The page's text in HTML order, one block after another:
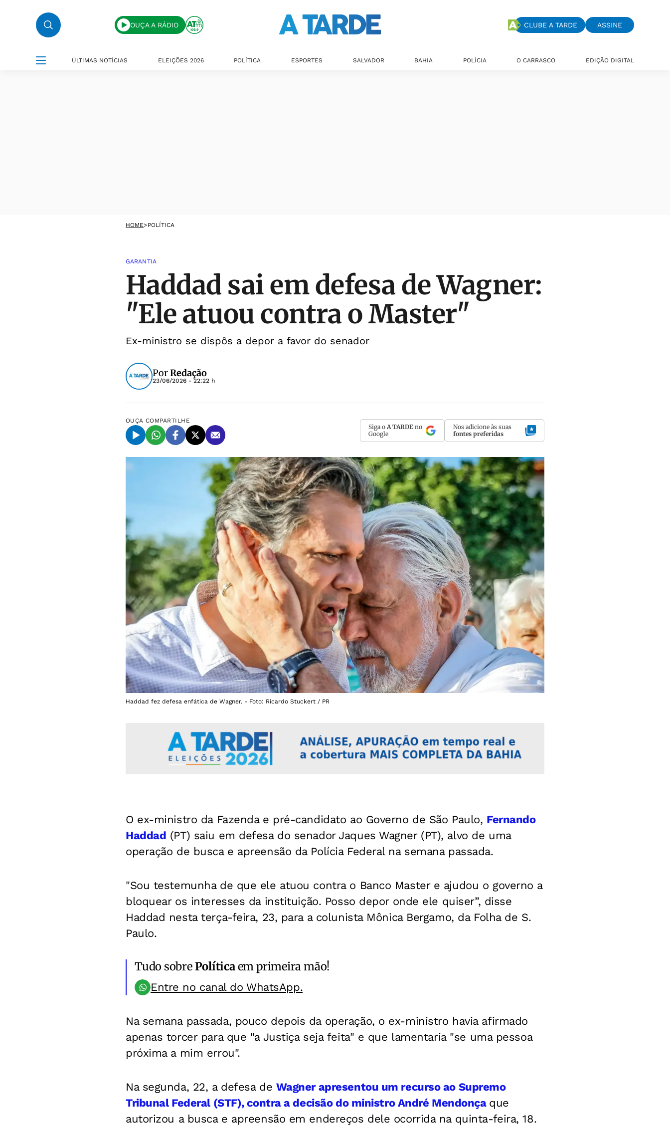
OUÇA A RÁDIO CLUBE A TARDE ASSINE
ÚLTIMAS NOTÍCIAS ELEIÇÕES 2026 POLÍTICA ESPORTES SALVADOR BAHIA POLÍCIA O CARRASCO EDIÇÃO DIGITAL
HOME>POLÍTICA
GARANTIA
Haddad sai em defesa de Wagner:
"Ele atuou contra o Master"
Ex-ministro se dispôs a depor a favor do senador
PorRedação
23/06/2026 - 22:22 h
OUÇA COMPARTILHE
Siga o A TARDE no
Google
Nos adicione às suas
fontes preferidas
Haddad fez defesa enfática de Wagner. - Foto: Ricardo Stuckert / PR
O ex-ministro da Fazenda e pré-candidato ao Governo de São Paulo, Fernando
Haddad (PT) saiu em defesa do senador Jaques Wagner (PT), alvo de uma
operação de busca e apreensão da Polícia Federal na semana passada.
"Sou testemunha de que ele atuou contra o Banco Master e ajudou o governo a
bloquear os interesses da instituição. Posso depor onde ele quiser”, disse
Haddad nesta terça-feira, 23, para a colunista Mônica Bergamo, da Folha de S.
Paulo.
Tudo sobrePolíticaem primeira mão!
Entre no canal do WhatsApp.
Na semana passada, pouco depois da operação, o ex-ministro havia afirmado
apenas torcer para que "a Justiça seja feita" e que lamentaria "se uma pessoa
próxima a mim errou".
Na segunda, 22, a defesa de Wagner apresentou um recurso ao Supremo
Tribunal Federal (STF), contra a decisão do ministro André Mendonça que
autorizou a busca e apreensão em endereços dele ocorrida na quinta-feira, 18.